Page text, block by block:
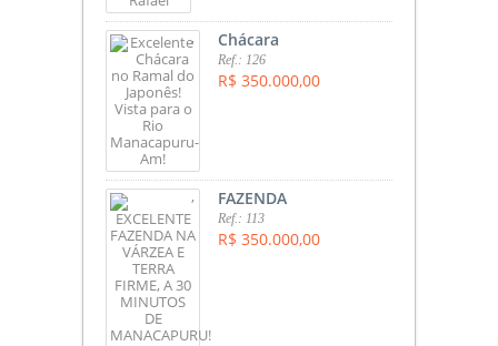
, Chácara
Ref.: 126
R$ 350.000,00
, FAZENDA
Ref.: 113
R$ 350.000,00